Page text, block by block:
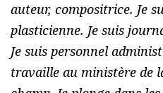
auteur, compositrice. Je
plasticienne. Je suis
Je suis personnel
travaille au ministère de